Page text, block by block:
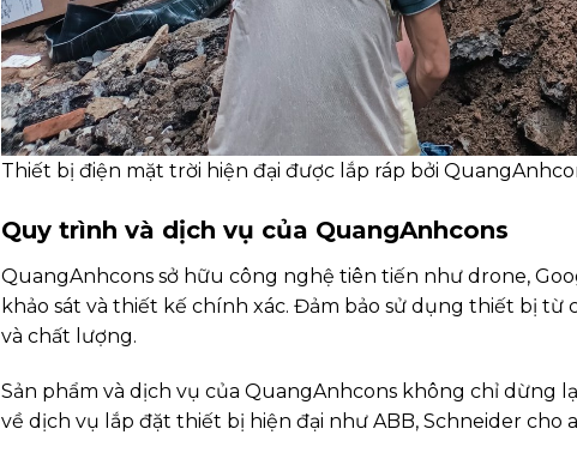
Thiết bị điện mặt trời hiện đại được lắp ráp bởi
Quy trình và dịch vụ của QuangAnhcons
QuangAnhcons sở hữu công nghệ tiên tiến như drone,
khảo sát và thiết kế chính xác. Đảm bảo sử dụng thiết bị
và chất lượng.
Sản phẩm và dịch vụ của QuangAnhcons không chỉ dừng
về dịch vụ lắp đặt thiết bị hiện đại như ABB, Schneider cho